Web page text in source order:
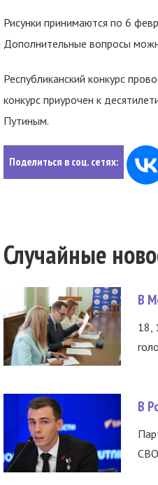
Рисунки принимаются по 6
Дополнительные вопросы
Республиканский конкурс
конкурс приурочен к
Путиным.
Поделиться в соц. сетях:
Случайные
В
18,
В
СВО